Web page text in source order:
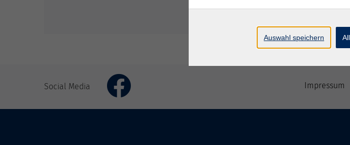
Social Media Impressum
Auswahl speichern